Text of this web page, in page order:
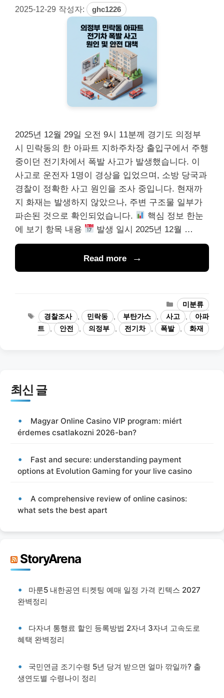
2025-12-29 작성자: ghc1226
2025년 12월 29일 오전 9시 11분께 경기도 의정부
시 민락동의 한 아파트 지하주차장 출입구에서 주행
중이던 전기차에서 폭발 사고가 발생했습니다. 이
사고로 운전자 1명이 경상을 입었으며, 소방 당국과
경찰이 정확한 사고 원인을 조사 중입니다. 현재까
지 화재는 발생하지 않았으나, 주변 구조물 일부가
파손된 것으로 확인되었습니다.
핵심 정보 한눈
에 보기 항목 내용
발생 일시 2025년 12월 …
Read more
카
테
고
리
미분류
태
그
경찰조사 민락동 부탄가스 사고
아파
트
안전 의정부 전기차 폭발 화재
최신 글
Magyar Online Casino VIP program: miért
érdemes csatlakozni 2026-ban?
Fast and secure: understanding payment
options at Evolution Gaming for your live casino
A comprehensive review of online casinos:
what sets the best apart
StoryArena
마룬5 내한공연 티켓팅 예매 일정 가격 킨텍스 2027
완벽정리
다자녀 통행료 할인 등록방법 2자녀 3자녀 고속도로
혜택 완벽정리
국민연금 조기수령 5년 당겨 받으면 얼마 깎일까? 출
생연도별 수령나이 정리